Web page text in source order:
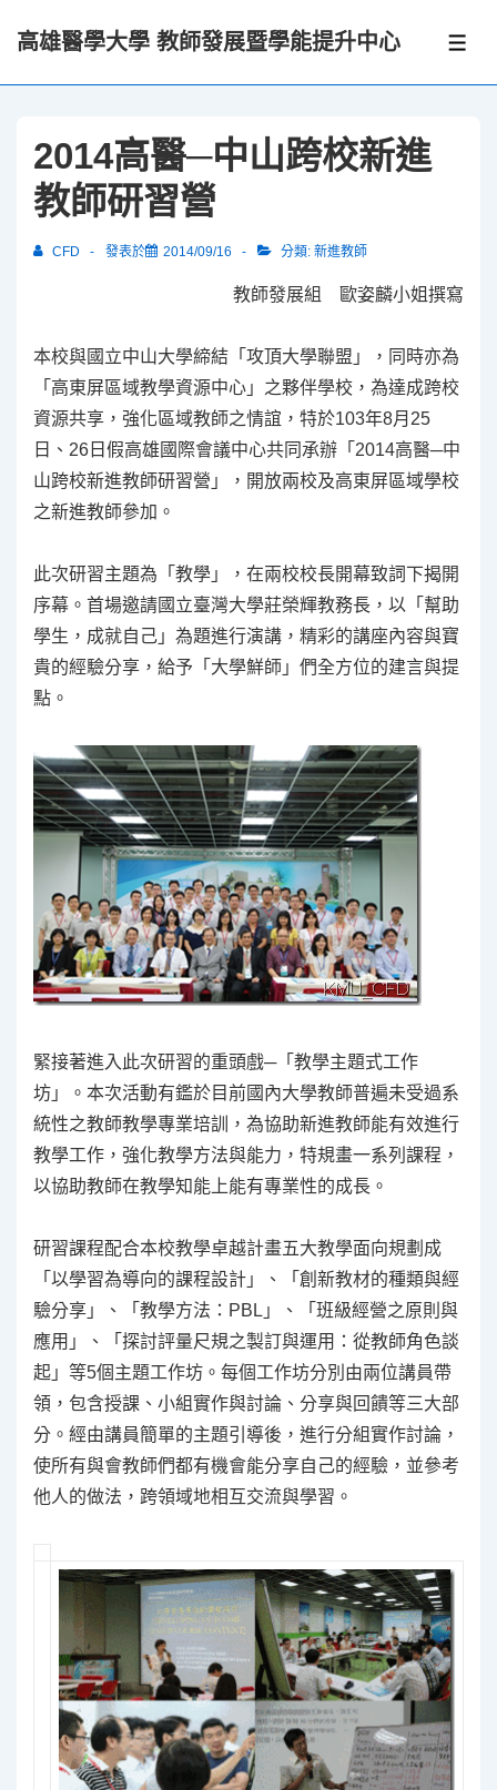
Skip高雄醫學大學 教師發展暨學能提升中心
選
2014高醫─中山跨校新進
教師研習營
CFD 發表於 2014/09/16 分類: 新進教師
教師發展組 歐姿麟小姐撰寫
本校與國立中山大學締結「攻頂大學聯盟」，同時亦為
「高東屏區域教學資源中心」之夥伴學校，為達成跨校
資源共享，強化區域教師之情誼，特於103年8月25
日、26日假高雄國際會議中心共同承辦「2014高醫─中
山跨校新進教師研習營」，開放兩校及高東屏區域學校
之新進教師參加。
此次研習主題為「教學」，在兩校校長開幕致詞下揭開
序幕。首場邀請國立臺灣大學莊榮輝教務長，以「幫助
學生，成就自己」為題進行演講，精彩的講座內容與寶
貴的經驗分享，給予「大學鮮師」們全方位的建言與提
點。
緊接著進入此次研習的重頭戲─「教學主題式工作
坊」。本次活動有鑑於目前國內大學教師普遍未受過系
統性之教師教學專業培訓，為協助新進教師能有效進行
教學工作，強化教學方法與能力，特規畫一系列課程，
以協助教師在教學知能上能有專業性的成長。
研習課程配合本校教學卓越計畫五大教學面向規劃成
「以學習為導向的課程設計」、「創新教材的種類與經
驗分享」、「教學方法：PBL」、「班級經營之原則與
應用」、「探討評量尺規之製訂與運用：從教師角色談
起」等5個主題工作坊。每個工作坊分別由兩位講員帶
領，包含授課、小組實作與討論、分享與回饋等三大部
分。經由講員簡單的主題引導後，進行分組實作討論，
使所有與會教師們都有機會能分享自己的經驗，並參考
他人的做法，跨領域地相互交流與學習。